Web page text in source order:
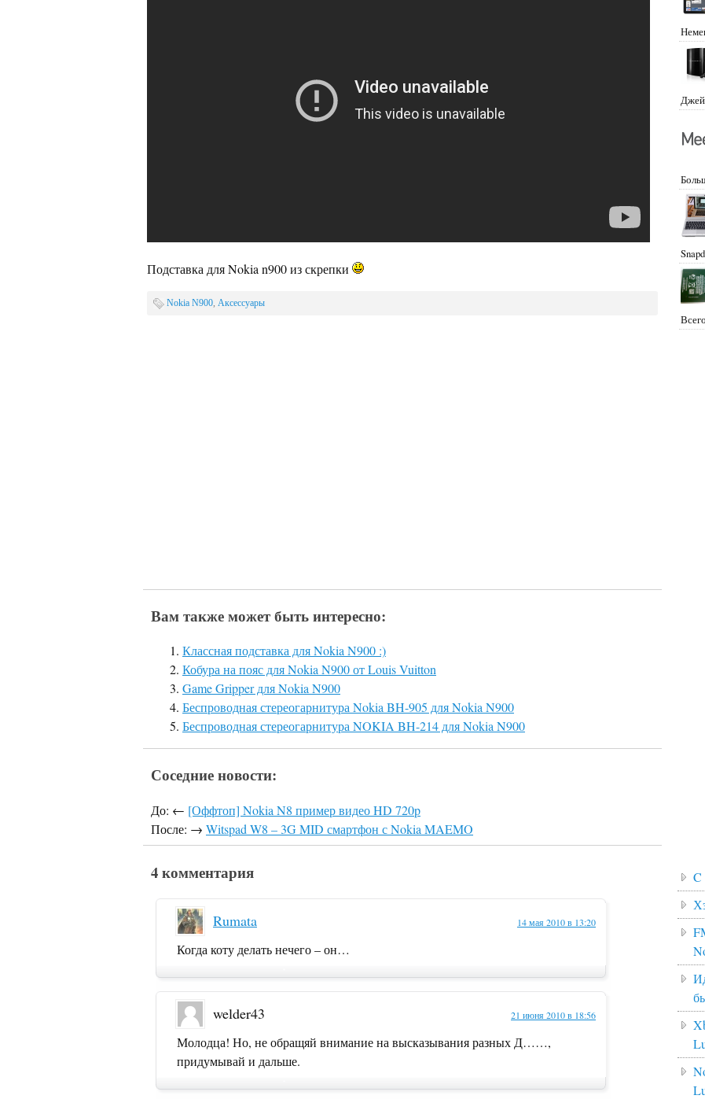
Подставка для Nokia n900 из скрепки
Nokia N900, Аксессуары
Вам также может быть интересно:
Классная подставка для Nokia N900 :)
Кобура на пояс для Nokia N900 от Louis Vuitton
Game Gripper для Nokia N900
Беспроводная стереогарнитура Nokia BH-905 для Nokia N900
Беспроводная стереогарнитура NOKIA BH-214 для Nokia N900
Соседние новости:
До: ← [Оффтоп] Nokia N8 пример видео HD 720p
После: → Witspad W8 – 3G MID смартфон с Nokia MAEMO
4 комментария
Rumata 14 мая 2010 в 13:20
Когда коту делать нечего – он…
welder43 21 июня 2010 в 18:56
Молодца! Но, не обращяй внимание на высказывания разных Д……,
придумывай и дальше.